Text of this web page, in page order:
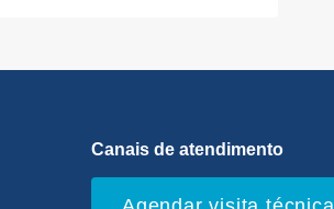
Canais de atendimento